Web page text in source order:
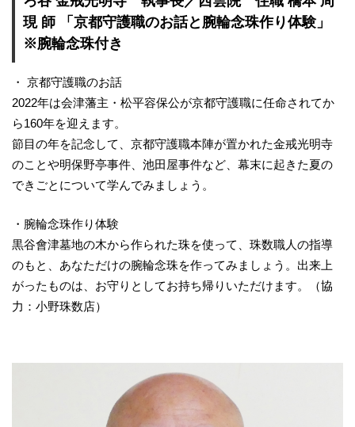
現 師 「京都守護職のお話と腕輪念珠作り体験」
※腕輪念珠付き
・ 京都守護職のお話
2022年は会津藩主・松平容保公が京都守護職に任命されてか
ら160年を迎えます。
節目の年を記念して、京都守護職本陣が置かれた金戒光明寺
のことや明保野亭事件、池田屋事件など、幕末に起きた夏の
できごとについて学んでみましょう。
・腕輪念珠作り体験
黒谷會津墓地の木から作られた珠を使って、珠数職人の指導
のもと、あなただけの腕輪念珠を作ってみましょう。出来上
がったものは、お守りとしてお持ち帰りいただけます。（協
力：小野珠数店）